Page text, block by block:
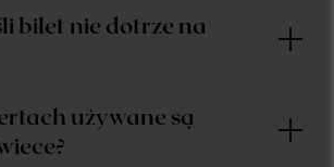
bilet nie dotrze na
używane są